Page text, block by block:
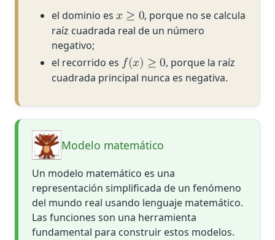
el dominio es 𝑥 ≥ 0, porque no se calcula
raíz cuadrada real de un número
negativo;
el recorrido es 𝑓(𝑥) ≥ 0, porque la raíz
cuadrada principal nunca es negativa.
Modelo matemático
Un modelo matemático es una
representación simplificada de un fenómeno
del mundo real usando lenguaje matemático.
Las funciones son una herramienta
fundamental para construir estos modelos.